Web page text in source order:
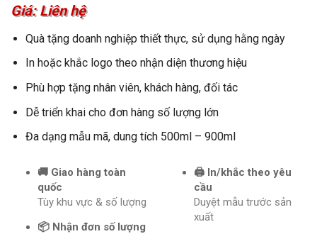
Giá: Liên hệ
Quà tặng doanh nghiệp thiết thực, sử dụng hằng ngày
In hoặc khắc logo theo nhận diện thương hiệu
Phù hợp tặng nhân viên, khách hàng, đối tác
Dễ triển khai cho đơn hàng số lượng lớn
Đa dạng mẫu mã, dung tích 500ml – 900ml
🚚 Giao hàng toàn
quốc
Tùy khu vực & số lượng
📦 Nhận đơn số lượng
🖨️ In/khắc theo yêu
cầu
Duyệt mẫu trước sản
xuất